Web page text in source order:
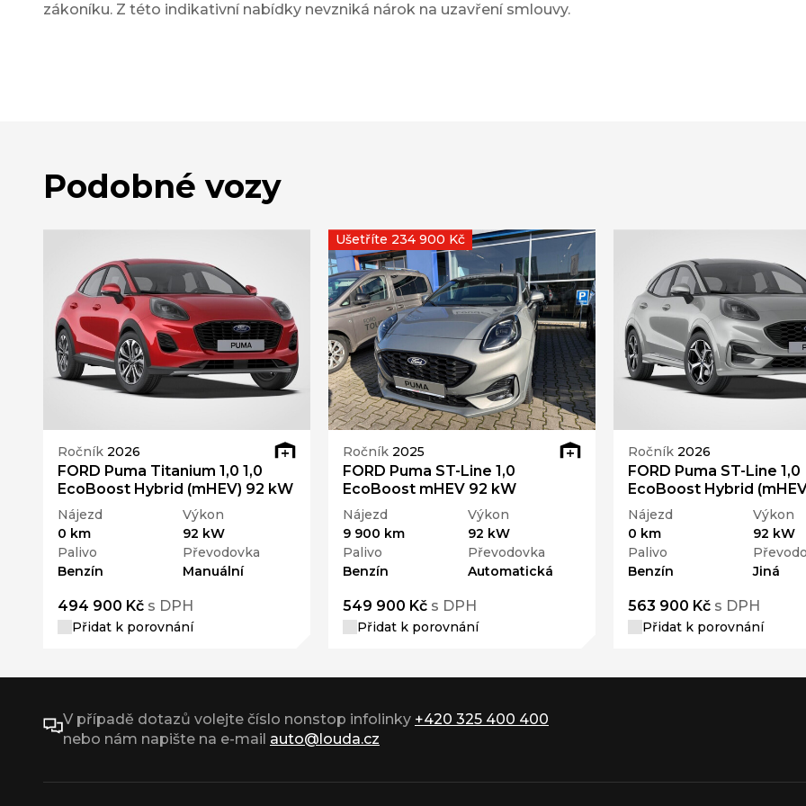
zákoníku. Z této indikativní nabídky nevzniká nárok na uzavření smlouvy.
Podobné vozy
Ročník 2026
FORD Puma Titanium 1,0 1,0
EcoBoost Hybrid (mHEV) 92 kW
Nájezd
0 km
Výkon
92 kW
Palivo
Benzín
Převodovka
Manuální
494 900 Kč s DPH
Přidat k porovnání
Ročník 2025
FORD Puma ST-Line 1,0
EcoBoost mHEV 92 kW
Nájezd
9 900 km
Výkon
92 kW
Palivo
Benzín
Převodovka
Automatická
549 900 Kč s DPH
Přidat k porovnání
Ušetříte 234 900 Kč
Ročník 2026
FORD Puma ST-Line 1,0
EcoBoost Hybrid
Nájezd
0 km
Výkon
92 kW
Palivo
Benzín
Jiná
563 900 Kč s DPH
Přidat k porovnání
V případě dotazů volejte číslo nonstop infolinky +420 325 400 400
nebo nám napište na e-mail auto@louda.cz